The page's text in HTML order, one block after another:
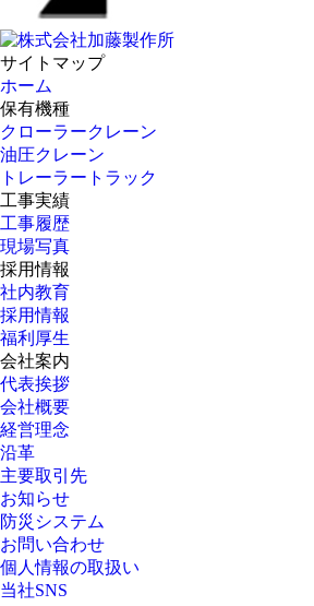
サイトマップ
ホーム
保有機種
クローラークレーン
油圧クレーン
トレーラートラック
工事実績
工事履歴
現場写真
採用情報
社内教育
採用情報
福利厚生
会社案内
代表挨拶
会社概要
経営理念
沿革
主要取引先
お知らせ
防災システム
お問い合わせ
個人情報の取扱い
当社SNS